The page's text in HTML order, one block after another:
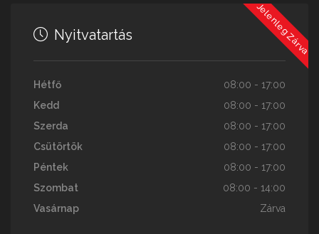
Jelenleg Zárva
Nyitvatartás
Hétfő
08:00 - 17:00
Kedd
08:00 - 17:00
Szerda
08:00 - 17:00
Csütörtök
08:00 - 17:00
Péntek
08:00 - 17:00
Szombat
08:00 - 14:00
Vasárnap
Zárva